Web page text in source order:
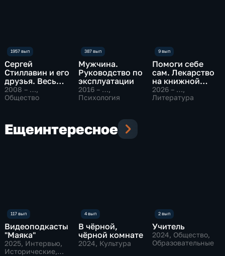
Сергей
Стиллавин и его
друзья. Весь
эфир
2008 – …,
Общество
Мужчина.
Руководство по
эксплуатации
2016 – …,
Психология
Помоги себе
сам. Лекарство
на книжной
полке
2026 – …,
Литература
Ещеинтересное
Видеоподкасты
"Маяка"
2025, Интервью,
Исторические,
В чёрной,
чёрной комнате
2024, Культура
Учитель
2024, Общество,
Образовательные